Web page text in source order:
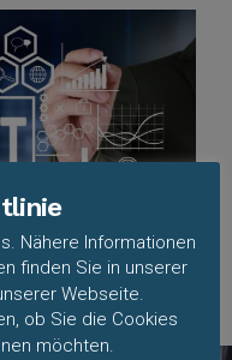
Nähere Informationen
finden Sie in unserer
Webseite.
ob Sie die Cookies
möchten.